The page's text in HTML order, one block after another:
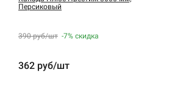
Персиковый
390 руб/шт -7% скидка
362 руб/шт